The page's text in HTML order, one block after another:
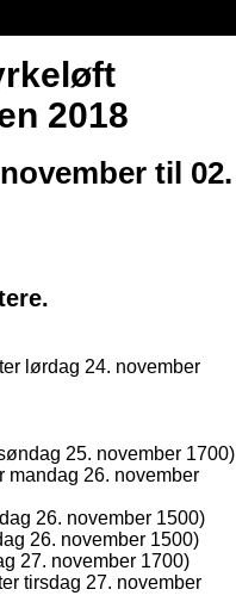
2018
til 02.
lørdag 24. november
25. november 1700)
mandag 26. november
26. november 1500)
26. november 1500)
27. november 1700)
tirsdag 27. november